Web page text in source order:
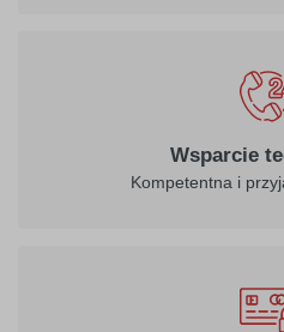
Wsparcie
Kompetentna i